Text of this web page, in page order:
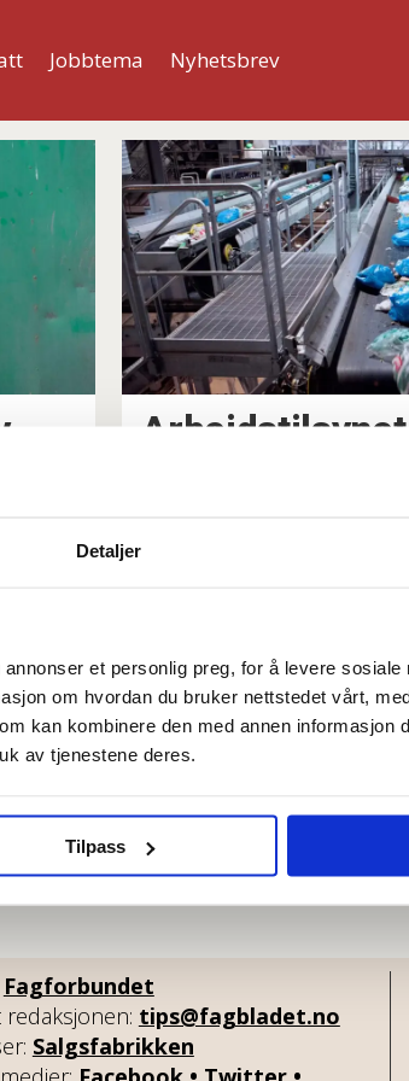
Detaljer
et personlig preg, for å levere
om hvordan du bruker nettstedet vårt,
kan kombinere den med annen informasjon
av tjenestene deres.
Tilpass
Jobbtema Nyhetsbrev
skandale-etat
og lovbrudd
Fagforbundet
redaksjonen: tips@fagbladet.no
Salgsfabrikken